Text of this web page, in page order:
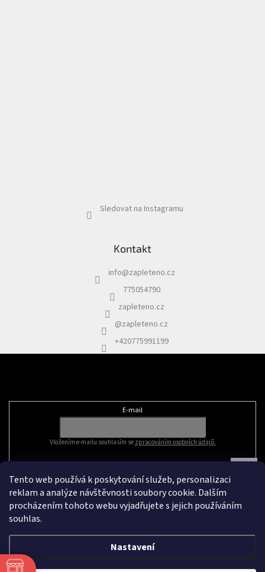
Tento web používá k poskytování služeb, personalizaci
reklam a analýze návštěvnosti soubory cookie. Dalším
procházením tohoto webu vyjadřujete s jejich používáním
souhlas.
Nastavení
Sledovat na Instagramu
Kontakt
info@zapleteno.cz
775054790
zapleteno.cz
@zapleteno.cz
+420775991199
E-mail
Vložením e-mailu souhlasím se zpracováním osobních údajů.